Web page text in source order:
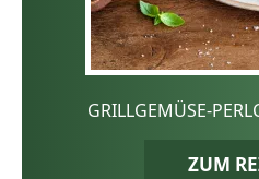
GRILLGEMÜSE-
ZUM